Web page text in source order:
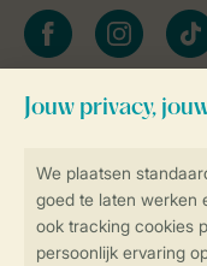
Veilig en snel
facebookinstagram
Blijf op de hoogte